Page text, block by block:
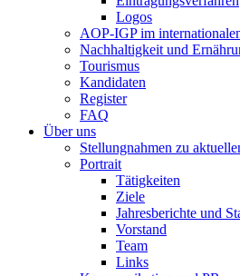
Logos
AOP-IGP im
Nachhaltigkeit und
Tourismus
Kandidaten
Register
FAQ
Über uns
Stellungnahmen zu
Portrait
Tätigkeiten
Ziele
Jahresberichte und
Vorstand
Team
Links